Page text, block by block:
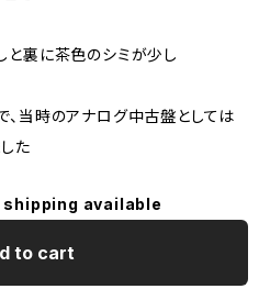
と裏に茶色のシミが少し
、当時のアナログ中古盤としては
た
available
to cart